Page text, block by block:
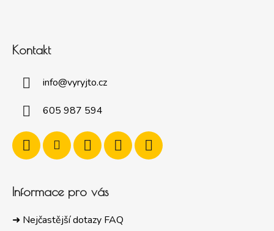
Kontakt
info@vyryjto.cz
605 987 594
Informace pro vás
➜ Nejčastější dotazy FAQ